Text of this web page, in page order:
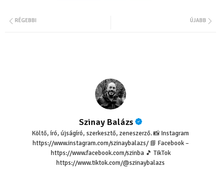
ÚJABB
RÉGEBBI
Szinay Balázs
Költő, író, újságíró, szerkesztő, zeneszerző. 📸 Instagram
https://www.instagram.com/szinaybalazs/ 📘 Facebook –
https://www.facebook.com/szinba 🎵 TikTok
https://www.tiktok.com/@szinaybalazs